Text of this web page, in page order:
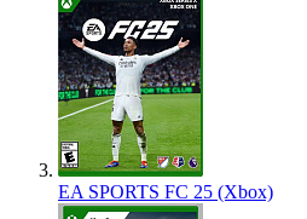
EA SPORTS FC 25 (Xbox)